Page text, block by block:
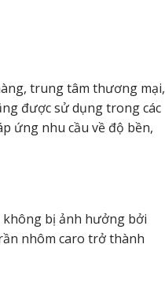
trung tâm thương mại,
được sử dụng trong các
ứng nhu cầu về độ bền,
không bị ảnh hưởng bởi
nhôm caro trở thành